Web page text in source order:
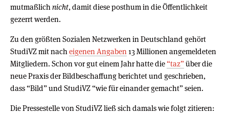
mutmaßlich nicht, damit diese posthum in die Öffentlichkeit
gezerrt werden.
Zu den größten Sozialen Netzwerken in Deutschland gehört
StudiVZ mit nach eigenen Angaben 13 Millionen angemeldeten
Mitgliedern. Schon vor gut einem Jahr hatte die “taz”über die
neue Praxis der Bildbeschaffung berichtet und geschrieben,
dass “Bild” und StudiVZ “wie für einander gemacht” seien.
Die Pressestelle von StudiVZ ließ sich damals wie folgt zitieren: